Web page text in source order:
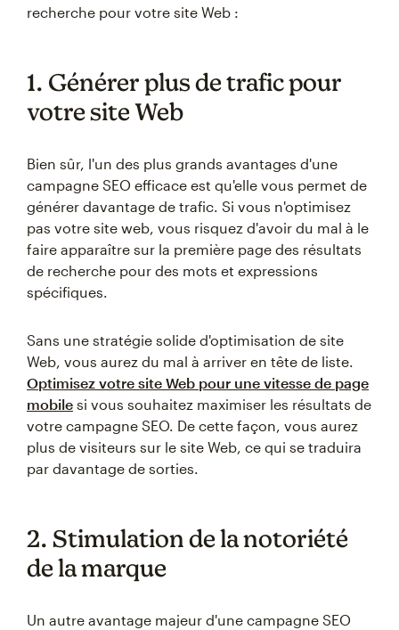
recherche pour votre site Web :
1. Générer plus de trafic pour
votre site Web
Bien sûr, l'un des plus grands avantages d'une
campagne SEO efficace est qu'elle vous permet de
générer davantage de trafic. Si vous n'optimisez
pas votre site web, vous risquez d'avoir du mal à le
faire apparaître sur la première page des résultats
de recherche pour des mots et expressions
spécifiques.
Sans une stratégie solide d'optimisation de site
Web, vous aurez du mal à arriver en tête de liste.
Optimisez votre site Web pour une vitesse de page
mobile si vous souhaitez maximiser les résultats de
votre campagne SEO. De cette façon, vous aurez
plus de visiteurs sur le site Web, ce qui se traduira
par davantage de sorties.
2. Stimulation de la notoriété
de la marque
Un autre avantage majeur d'une campagne SEO